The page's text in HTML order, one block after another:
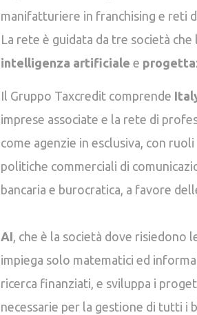
manifatturiere in franchising e reti
La rete è guidata da tre società
intelligenza artificiale e
Il Gruppo Taxcredit comprende
imprese associate e la rete di
come agenzie in esclusiva, con
politiche commerciali di
bancaria e burocratica, a favore
AI, che è la società dove risiedono
impiega solo matematici ed
ricerca finanziati, e sviluppa i
necessarie per la gestione di tutti i